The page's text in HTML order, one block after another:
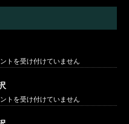
トを受け付けていません
トを受け付けていません